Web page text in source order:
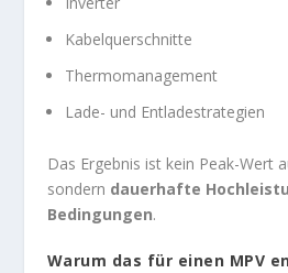
Kabelquerschnitte
Thermomanagement
Lade- und Entladestrategien
Das Ergebnis ist kein Peak-Wert
sondern dauerhafte
Bedingungen.
Warum das für einen MPV